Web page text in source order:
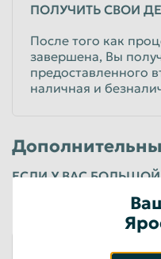
ПОЛУЧИТЬ СВОИ
После того как
завершена, Вы
предоставленного
наличная и
ЕСЛИ У ВАС